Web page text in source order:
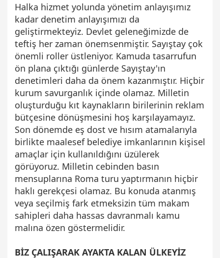
Halka hizmet yolunda yönetim anlayışımız
kadar denetim anlayışımızı da
geliştirmekteyiz. Devlet geleneğimizde de
teftiş her zaman önemsenmiştir. Sayıştay çok
önemli roller üstleniyor. Kamuda tasarrufun
ön plana çıktığı günlerde Sayıştay'ın
denetimleri daha da önem kazanmıştır. Hiçbir
kurum savurganlık içinde olamaz. Milletin
oluşturduğu kıt kaynakların birilerinin reklam
bütçesine dönüşmesini hoş karşılayamayız.
Son dönemde eş dost ve hısım atamalarıyla
birlikte maalesef belediye imkanlarının kişisel
amaçlar için kullanıldığını üzülerek
görüyoruz. Milletin cebinden basın
mensuplarına Roma turu yaptırmanın hiçbir
haklı gerekçesi olamaz. Bu konuda atanmış
veya seçilmiş fark etmeksizin tüm makam
sahipleri daha hassas davranmalı kamu
malına özen göstermelidir.
BİZ ÇALIŞARAK AYAKTA KALAN ÜLKEYİZ